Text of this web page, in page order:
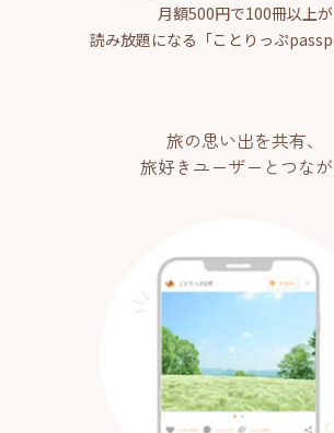
月額500円で100冊以上が
読み放題になる「ことりっぷ
旅の思い出を共有、
旅好きユーザーとつなが